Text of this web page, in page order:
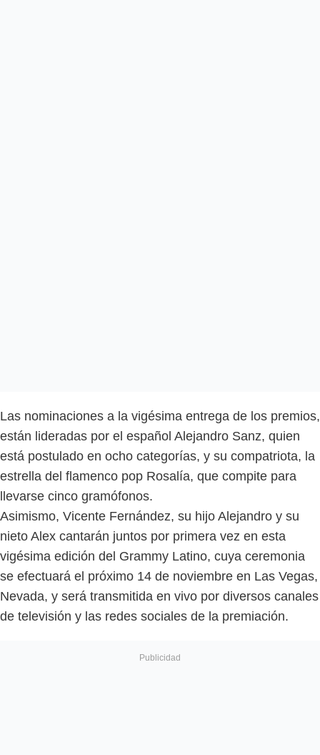
Las nominaciones a la vigésima entrega de los premios,
están lideradas por el español Alejandro Sanz, quien
está postulado en ocho categorías, y su compatriota, la
estrella del flamenco pop Rosalía, que compite para
llevarse cinco gramófonos.
Asimismo, Vicente Fernández, su hijo Alejandro y su
nieto Alex cantarán juntos por primera vez en esta
vigésima edición del Grammy Latino, cuya ceremonia
se efectuará el próximo 14 de noviembre en Las Vegas,
Nevada, y será transmitida en vivo por diversos canales
de televisión y las redes sociales de la premiación.